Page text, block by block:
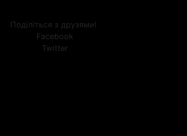
Поділіться з друзями!
Facebook
Twitter